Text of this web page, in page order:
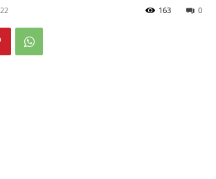
0
163